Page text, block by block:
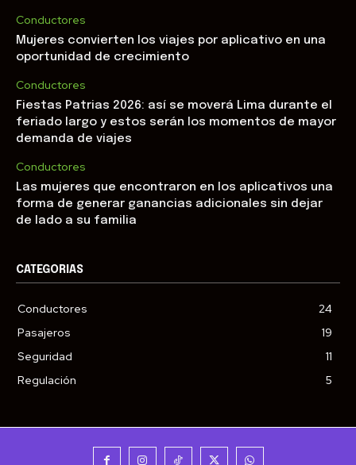
Conductores
Mujeres convierten los viajes por aplicativo en una
oportunidad de crecimiento
Conductores
Fiestas Patrias 2026: así se moverá Lima durante el
feriado largo y estos serán los momentos de mayor
demanda de viajes
Conductores
Las mujeres que encontraron en los aplicativos una
forma de generar ganancias adicionales sin dejar
de lado a su familia
CATEGORIAS
Conductores
24
Pasajeros
19
Seguridad
11
Regulación
5